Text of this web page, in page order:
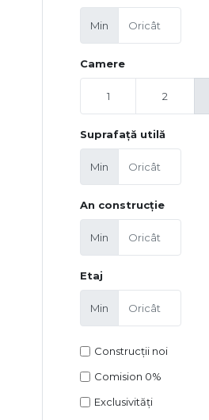
Min
Camere
1 2
Suprafață utilă
Min
An construcție
Min
Etaj
Min
Construcții noi
Comision 0%
Exclusivități